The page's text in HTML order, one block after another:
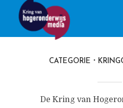
CATEGORIE
De Kring van